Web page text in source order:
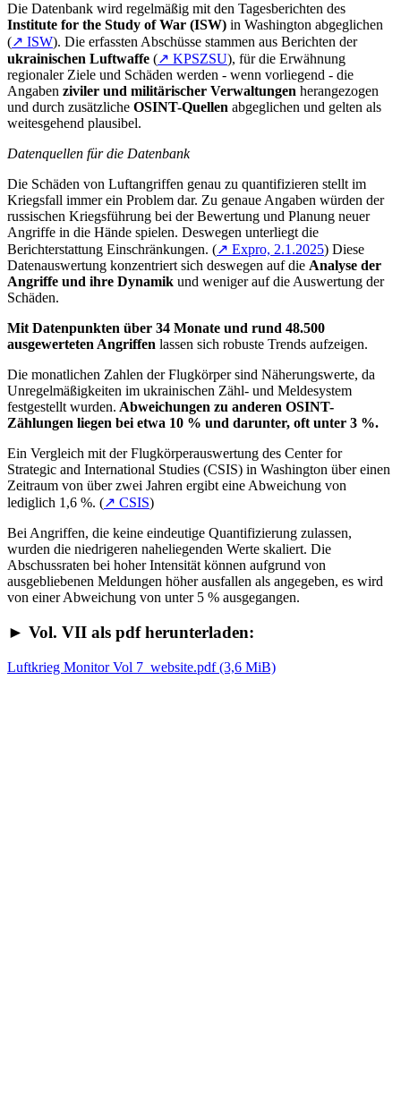
Die Datenbank wird regelmäßig mit den Tagesberichten des
Institute for the Study of War (ISW) in Washington abgeglichen
(↗ ISW). Die erfassten Abschüsse stammen aus Berichten der
ukrainischen Luftwaffe (↗ KPSZSU), für die Erwähnung
regionaler Ziele und Schäden werden - wenn vorliegend - die
Angaben ziviler und militärischer Verwaltungen herangezogen
und durch zusätzliche OSINT-Quellen abgeglichen und gelten als
weitesgehend plausibel.
Datenquellen für die Datenbank
Die Schäden von Luftangriffen genau zu quantifizieren stellt im
Kriegsfall immer ein Problem dar. Zu genaue Angaben würden der
russischen Kriegsführung bei der Bewertung und Planung neuer
Angriffe in die Hände spielen. Deswegen unterliegt die
Berichterstattung Einschränkungen. (↗ Expro, 2.1.2025) Diese
Datenauswertung konzentriert sich deswegen auf die Analyse der
Angriffe und ihre Dynamik und weniger auf die Auswertung der
Schäden.
Mit Datenpunkten über 34 Monate und rund 48.500
ausgewerteten Angriffen lassen sich robuste Trends aufzeigen.
Die monatlichen Zahlen der Flugkörper sind Näherungswerte, da
Unregelmäßigkeiten im ukrainischen Zähl- und Meldesystem
festgestellt wurden. Abweichungen zu anderen OSINT-
Zählungen liegen bei etwa 10 % und darunter, oft unter 3 %.
Ein Vergleich mit der Flugkörperauswertung des Center for
Strategic and International Studies (CSIS) in Washington über einen
Zeitraum von über zwei Jahren ergibt eine Abweichung von
lediglich 1,6 %. (↗ CSIS)
Bei Angriffen, die keine eindeutige Quantifizierung zulassen,
wurden die niedrigeren naheliegenden Werte skaliert. Die
Abschussraten bei hoher Intensität können aufgrund von
ausgebliebenen Meldungen höher ausfallen als angegeben, es wird
von einer Abweichung von unter 5 % ausgegangen.
► Vol. VII als pdf herunterladen:
Luftkrieg Monitor Vol 7_website.pdf(3,6 MiB)